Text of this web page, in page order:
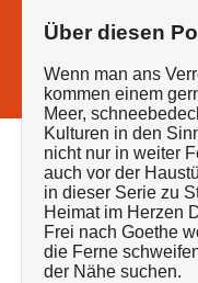
Über diesen
Wenn man ans
kommen einem
Meer,
Kulturen in den
nicht nur in weiter
auch vor der
in dieser Serie zu
Heimat im Herzen
Frei nach Goethe
die Ferne
der Nähe suchen.